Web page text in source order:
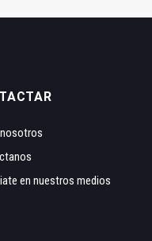
en nuestros medios